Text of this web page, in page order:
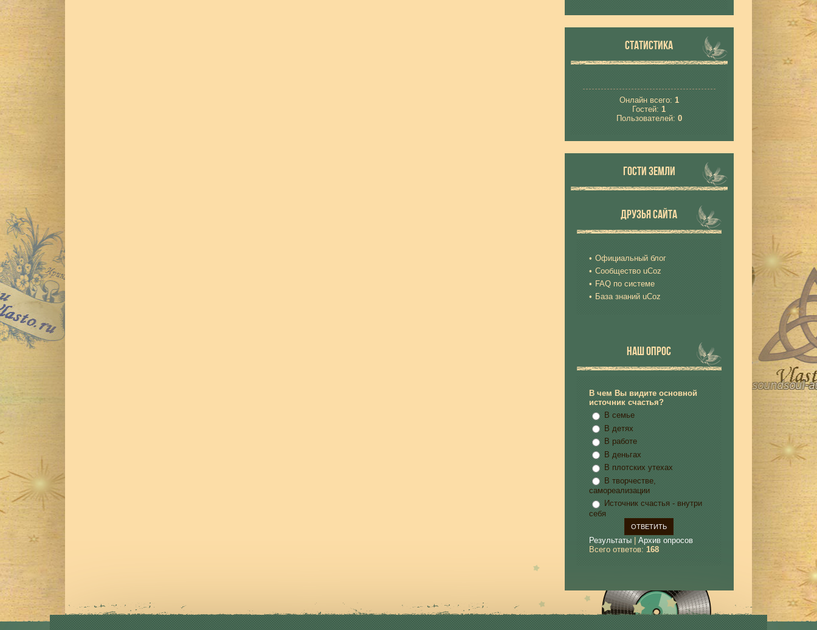
СТАТИСТИКА
Онлайн всего: 1
Гостей:1
Пользователей: 0
ГОСТИ ЗЕМЛИ
ДРУЗЬЯ САЙТА
Официальный блог
Сообщество uCoz
FAQ по системе
База знаний uCoz
НАШ ОПРОС
В чем Вы видите основной
источник счастья?
В семье
В детях
В работе
В деньгах
В плотских утехах
В творчестве,
самореализации
Источник счастья - внутри
себя
Результаты| Архив опросов
Всего ответов: 168